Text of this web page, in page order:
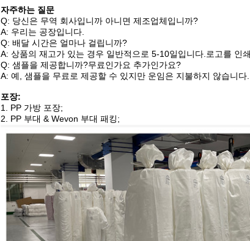
자주하는 질문
Q: 당신은 무역 회사입니까 아니면 제조업체입니까?
A: 우리는 공장입니다.
Q: 배달 시간은 얼마나 걸립니까?
A: 상품의 재고가 있는 경우 일반적으로 5-10일입니다.로고를 인
Q: 샘플을 제공합니까?무료인가요 추가인가요?
A: 예, 샘플을 무료로 제공할 수 있지만 운임은 지불하지 않습니다.
포장:
1. PP 가방 포장;
2. PP 부대 & Wevon 부대 패킹;